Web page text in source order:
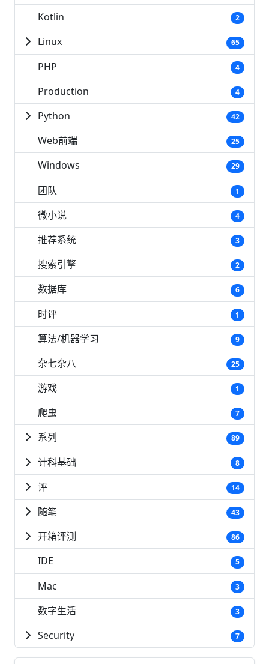
Kotlin 2
Linux 65
PHP 4
Production 4
Python 42
Web前端 25
Windows 29
团队 1
微小说 4
推荐系统 3
搜索引擎 2
数据库 6
时评 1
算法/机器学习 9
杂七杂八 25
游戏 1
爬虫 7
系列 89
计科基础 8
评 14
随笔 43
开箱评测 86
IDE 5
Mac 3
数字生活 3
Security 7